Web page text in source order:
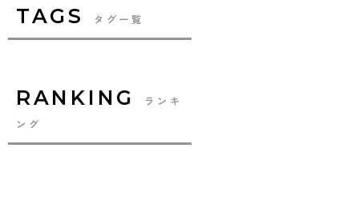
TAGS タグ一覧
RANKING
ランキ
ング